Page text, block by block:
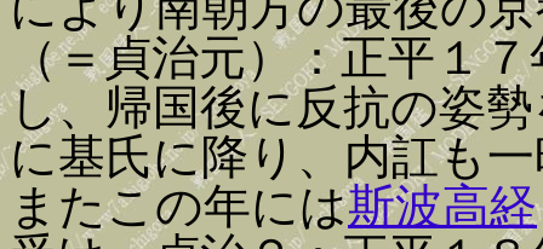
（＝貞治元）：正平１
し、帰国後に反抗の姿
に基氏に降り、内訌も
またこの年には斯波高経